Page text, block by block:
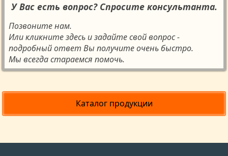
У Вас есть вопрос? Спросите консультанта.
Позвоните нам.
Или кликните здесь и задайте свой вопрос -
подробный ответ Вы получите очень быстро.
Мы всегда стараемся помочь.
Каталог продукции